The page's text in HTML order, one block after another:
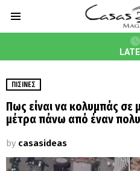
ΠΙΣΊΝΕΣ
Πως είναι να κολυμπάς σε
μέτρα πάνω από έναν
by casasideas